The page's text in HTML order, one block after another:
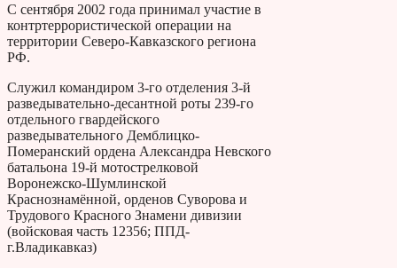
С сентября 2002 года принимал участие в
контртеррористической операции на
территории Северо-Кавказского региона
РФ.
Служил командиром 3-го отделения 3-й
разведывательно-десантной роты 239-го
отдельного гвардейского
разведывательного Демблицко-
Померанский ордена Александра Невского
батальона 19-й мотострелковой
Воронежско-Шумлинской
Краснознамённой, орденов Суворова и
Трудового Красного Знамени дивизии
(войсковая часть 12356; ППД-
г.Владикавказ)